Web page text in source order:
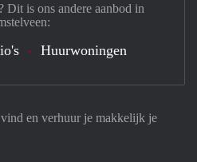
en verhuur je makkelijk je
Dit is ons andere aanbod in
Huurwoningen